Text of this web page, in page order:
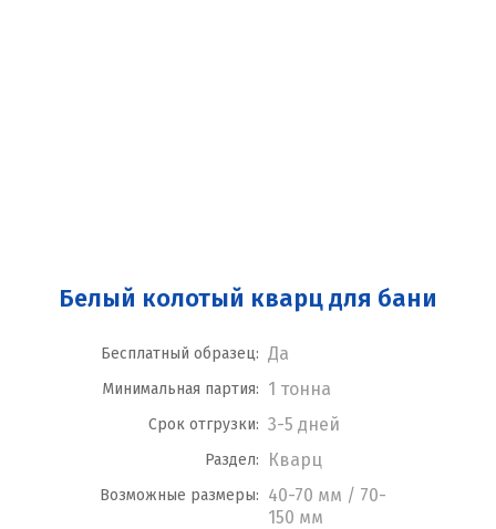
Белый колотый кварц для бани
Бесплатный образец: Да
Минимальная партия: 1 тонна
Срок отгрузки: 3-5 дней
Раздел: Кварц
Возможные размеры: 40-70 мм / 70-
150 мм